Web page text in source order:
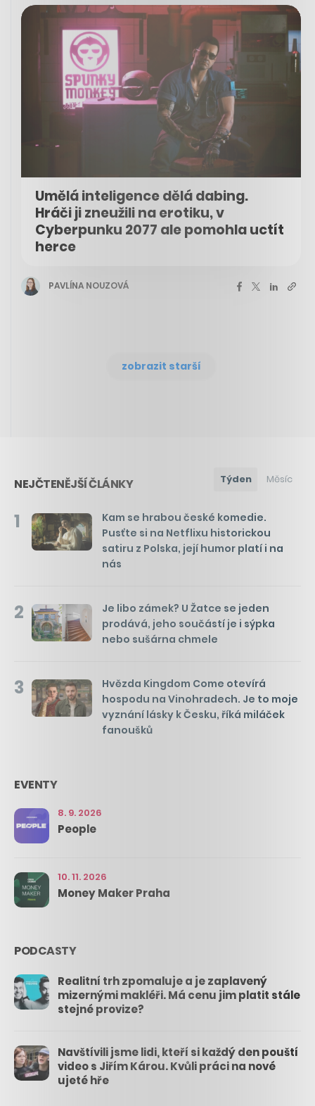
Umělá inteligence dělá dabing.
Hráči ji zneužili na erotiku, v
Cyberpunku 2077 ale pomohla uctít
herce
PAVLÍNA NOUZOVÁ
zobrazit starší
NEJČTENĚJŠÍ ČLÁNKY Týden Měsíc
1
Kam se hrabou české komedie.
Pusťte si na Netflixu historickou
satiru z Polska, její humor platí i na
nás
2
Je libo zámek? U Žatce se jeden
prodává, jeho součástí je i sýpka
nebo sušárna chmele
3
Hvězda Kingdom Come otevírá
hospodu na Vinohradech. Je to moje
vyznání lásky k Česku, říká miláček
fanoušků
EVENTY
8. 9. 2026
People
10. 11. 2026
Money Maker Praha
PODCASTY
Realitní trh zpomaluje a je zaplavený
mizernými makléři. Má cenu jim platit stále
stejné provize?
Navštívili jsme lidi, kteří si každý den pouští
video s Jiřím Károu. Kvůli práci na nové
ujeté hře